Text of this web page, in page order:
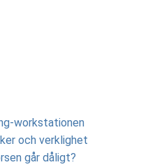
workstationen
och verklighet
går dåligt?